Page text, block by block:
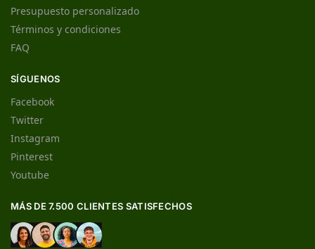
Presupuesto personalizado
Términos y condiciones
FAQ
SÍGUENOS
Facebook
Twitter
Instagram
Pinterest
Youtube
MÁS DE 7.500 CLIENTES SATISFECHOS